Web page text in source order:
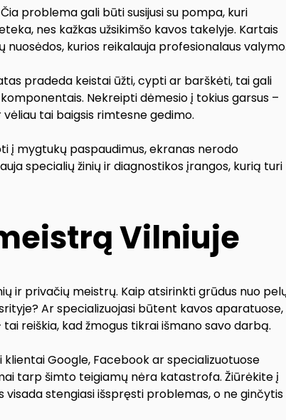
problema gali būti susijusi su pompa, kuri
nes kažkas užsikimšo kavos takelyje. Kartais
kurios reikalauja profesionalaus
pradeda keistai ūžti, cypti ar barškėti, tai gali
Nekreipti dėmesio į tokius garsus –
tai baigsis rimtesne gedimo.
į mygtukų paspaudimus, ekranas nerodo
specialių žinių ir diagnostikos įrangos, kurią turi
Vilniuje
ir privačių meistrų. Kaip atsirinkti grūdus nuo
Ar specializuojasi būtent kavos aparatuose,
reiškia, kad žmogus tikrai išmano savo darbą.
Google, Facebook ar specializuotuose
tarp šimto teigiamų nėra katastrofa. Žiūrėkite į
stengiasi išspręsti problemas, o ne ginčytis